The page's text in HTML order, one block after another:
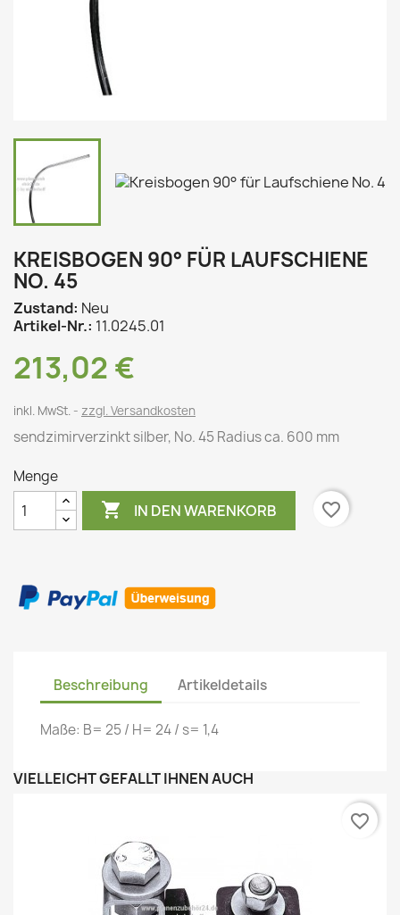
KREISBOGEN 90° FÜR LAUFSCHIENE
NO. 45
Zustand: Neu
Artikel-Nr.: 11.0245.01
213,02 €
inkl. MwSt. zzgl. Versandkosten
sendzimirverzinkt silber, No. 45 Radius ca. 600 mm
Menge
 IN DEN WARENKORB favorite_border
Beschreibung Artikeldetails
Maße: B= 25 / H= 24 / s= 1,4
VIELLEICHT GEFÄLLT IHNEN AUCH
favorite_border